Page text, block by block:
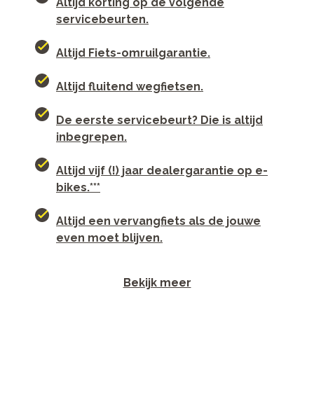
Altijd korting op de volgende
servicebeurten.
Altijd Fiets-omruilgarantie.
Altijd fluitend wegfietsen.
De eerste servicebeurt? Die is altijd
inbegrepen.
Altijd vijf (!) jaar dealergarantie op e-
bikes.***
Altijd een vervangfiets als de jouwe
even moet blijven.
Bekijk meer